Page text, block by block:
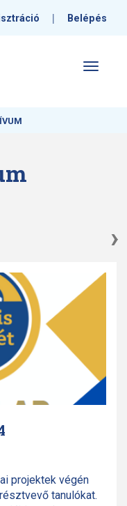
| Belépés
Toggle
›
projektek végén
tanulókat.